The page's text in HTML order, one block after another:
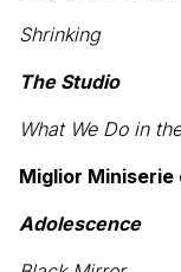
Shrinking
The Studio
What We Do in
Miglior Miniserie
Adolescence